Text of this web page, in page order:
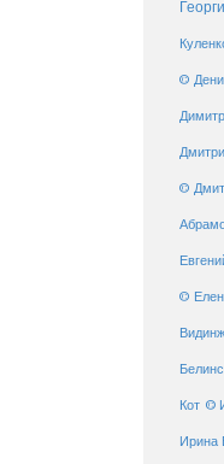
©
©
©
Кот ©
Ирина